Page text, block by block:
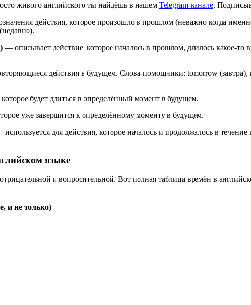
живого английского ты найдёшь в нашем Telegram-канале.
действия, которое произошло в прошлом (неважно когда
— описывает действие, которое началось в прошлом, длилось какое-то
действия в будущем. Слова-помощники: tomorrow (завтра),
будет длиться в определённый момент в будущем.
уже завершится к определённому моменту в будущем.
для действия, которое началось и продолжалось в
языке
и вопросительной. Вот полная таблица времён в
и не только)